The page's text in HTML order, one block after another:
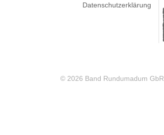
Datenschutzerklärung
© 2026 Band Rundumadum GbR